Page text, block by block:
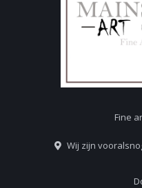
Fine
Wij zijn